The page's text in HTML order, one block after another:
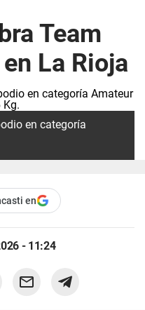
Team
La Rioja
en categoría
en
- 11:24